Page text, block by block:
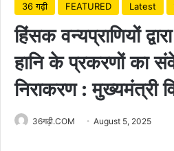
36 गढ़ी FEATURED Latest
हिंसक वन्यप्राणियों
हानि के प्रकरणों का
निराकरण : मुख्यमंत्री
36गढ़ी.COM August 5, 2025